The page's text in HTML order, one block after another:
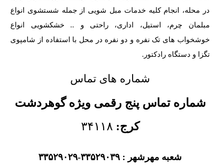
در محله، انجام کلیه خدمات مبل شویی از جمله شستشوی انواع
مبلمان چرم، استیل، اداری، راحتی و .. خشکشویی انواع
خوشخواب های تک نفره و دو نفره در محل با استفاده از شامپوی
تگزا و دستگاه رادکتور.
شماره های تماس
شماره تماس پنج رقمی ویژه گوهردشت
کرج: ۳۴۱۱۸
شعبه مهرشهر : ۳۳۵۲۹۰۳۹-۳۳۵۲۹۰۲۹